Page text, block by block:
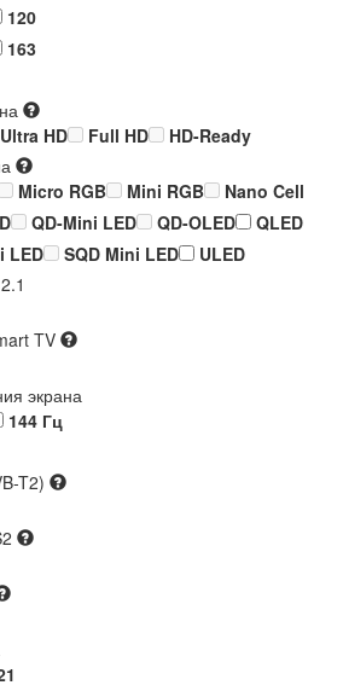
120
163
HD Full HD
HD-Ready
Micro RGB Mini RGB
Nano Cell
QD-Mini LED QD-OLED
QLED
LED SQD Mini LED
ULED
TV
экрана
144 Гц
T2)